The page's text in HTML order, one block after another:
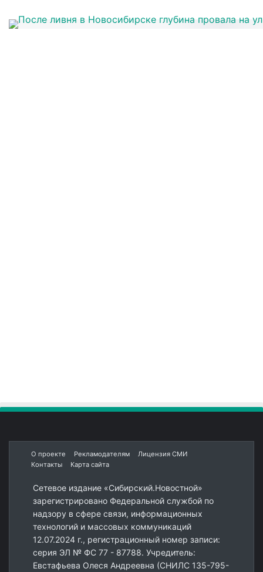
О проекте Рекламодателям
Лицензия СМИ
Контакты
Карта сайта
Сетевое издание «Сибирский.Новостной»
зарегистрировано Федеральной службой по
надзору в сфере связи, информационных
технологий и массовых коммуникаций
12.07.2024 г., регистрационный номер записи:
серия ЭЛ № ФС 77 - 87788. Учредитель:
Евстафьева Олеся Андреевна (СНИЛС 135-795-